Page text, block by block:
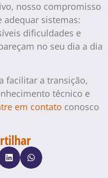
nosso compromisso
sistemas:
dificuldades e
no seu dia a dia
facilitar a transição,
técnico e
em contato conosco